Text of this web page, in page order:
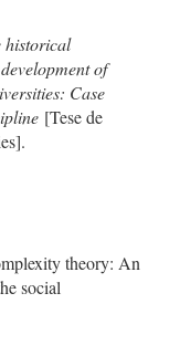
historical
of
Case
[Tese de
theory: An
social